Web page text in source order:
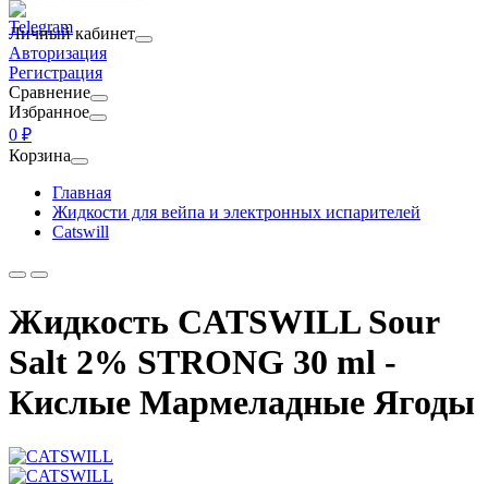
Личный кабинет
Авторизация
Регистрация
Сравнение
Избранное
0 ₽
Корзина
Главная
Жидкости для вейпа и электронных испарителей
Catswill
Жидкость CATSWILL Sour
Salt 2% STRONG 30 ml -
Кислые Мармеладные Ягоды